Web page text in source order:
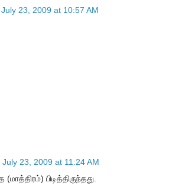
July 23, 2009 at 10:57 AM
July 23, 2009 at 11:24 AM
பிடித்திருந்தது.